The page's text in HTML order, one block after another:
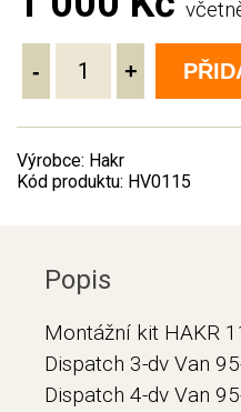
- +
Výrobce: Hakr
Kód produktu: HV0115
Popis
Montážní kit HAKR
Dispatch 3-dv Van
Dispatch 4-dv Van